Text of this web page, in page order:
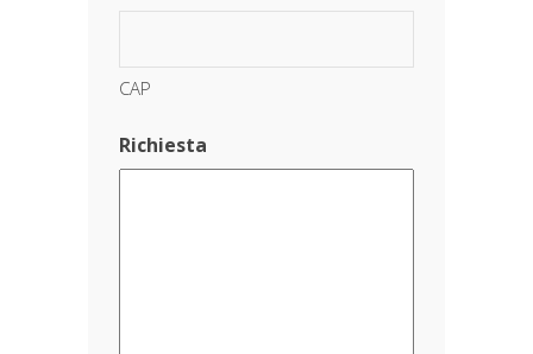
CAP
Richiesta